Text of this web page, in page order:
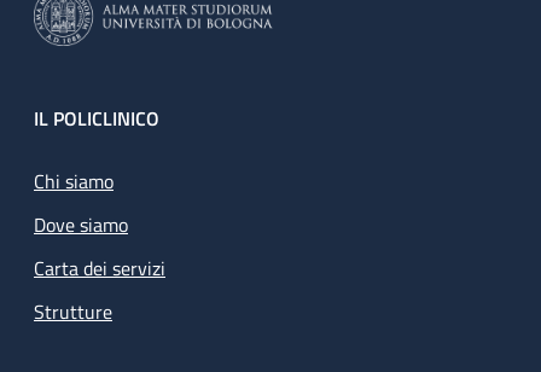
Footer
IL POLICLINICO
Chi siamo
Dove siamo
Carta dei servizi
Strutture